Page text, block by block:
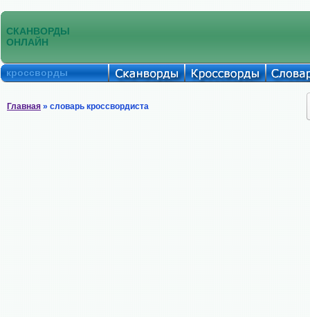
СКАНВОРДЫ
ОНЛАЙН
кроссворды
Главная » словарь кроссвордиста